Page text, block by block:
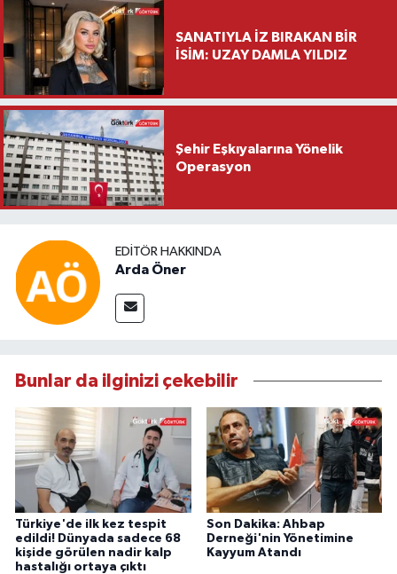
SANATIYLA İZ BIRAKAN BİR
İSİM: UZAY DAMLA YILDIZ
Şehir Eşkıyalarına Yönelik
Operasyon
EDITÖR HAKKINDA
Arda Öner
Bunlar da ilginizi çekebilir
Türkiye'de ilk kez tespit
edildi! Dünyada sadece 68
kişide görülen nadir kalp
hastalığı ortaya çıktı
Son Dakika: Ahbap
Derneği'nin Yönetimine
Kayyum Atandı